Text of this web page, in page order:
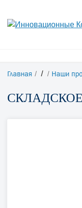
Главная / Наши